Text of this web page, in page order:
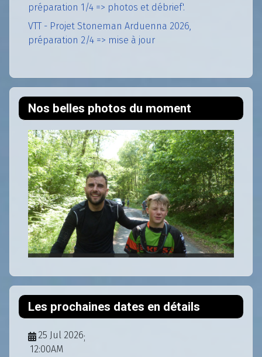
préparation 1/4 => photos et débrief'.
VTT - Projet Stoneman Arduenna 2026,
préparation 2/4 => mise à jour
Nos belles photos du moment
Les prochaines dates en détails
25 Jul 2026;
12:00AM